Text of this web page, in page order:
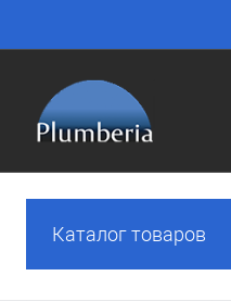
Каталог товаров